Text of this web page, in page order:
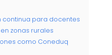
continua para docentes
zonas rurales
como Coneduq